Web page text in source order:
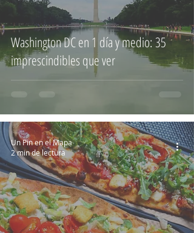
Washington DC en 1 día y medio: 35
imprescindibles que ver
Un Pin en el Mapa
2 min de lectura